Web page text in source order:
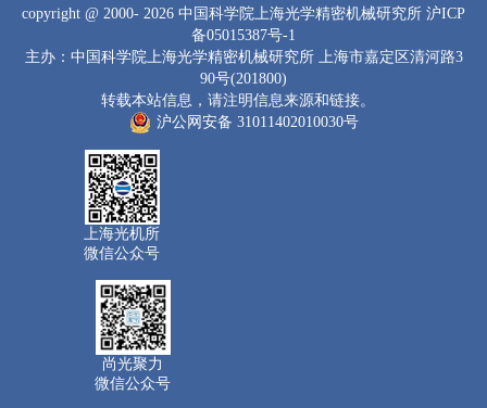
copyright @ 2000- 2026 中国科学院上海光学精密机械研究所 沪ICP
备05015387号-1
主办：中国科学院上海光学精密机械研究所 上海市嘉定区清河路3
90号(201800)
转载本站信息，请注明信息来源和链接。
沪公网安备 31011402010030号
上海光机所
微信公众号
尚光聚力
微信公众号